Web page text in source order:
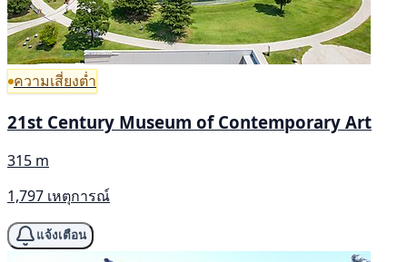
ความเสี่ยงต่ำ
21st Century Museum of Contemporary Art
315 m
1,797 เหตุการณ์
แจ้งเตือน